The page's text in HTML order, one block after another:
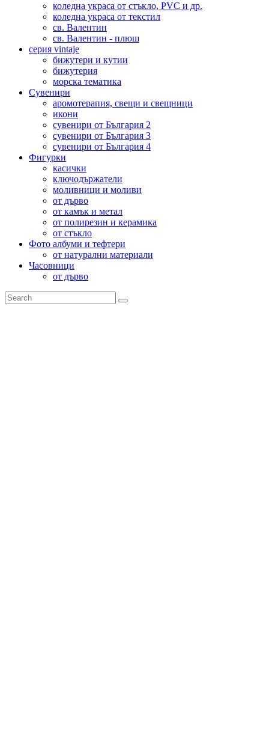
коледна украса от стъкло, PVC и др.
коледна украса от текстил
св. Валентин
св. Валентин - плюш
серия vintaje
бижутери и кутии
бижутерия
морска тематика
Сувенири
аромотерапия, свещи и свещници
икони
сувенири от България 2
сувенири от България 3
сувенири от България 4
Фигурки
касички
ключодържатели
моливници и моливи
от дърво
от камък и метал
от полирезин и керамика
от стъкло
Фото албуми и тефтери
от натурални материали
Часовници
от дърво